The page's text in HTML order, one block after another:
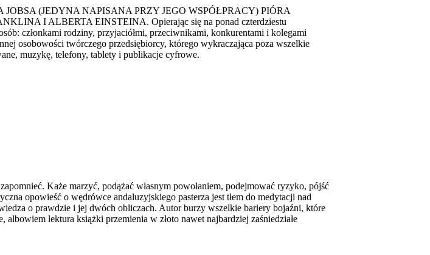
(JEDYNA NAPISANA PRZY JEGO WSPÓŁPRACY) PIÓRA
I ALBERTA EINSTEINA. Opierając się na ponad czterdziestu
członkami rodziny, przyjaciółmi, przeciwnikami, konkurentami i kolegami
osobowości twórczego przedsiębiorcy, którego wykraczająca poza wszelkie
muzykę, telefony, tablety i publikacje cyfrowe.
Każe marzyć, podążać własnym powołaniem, podejmować ryzyko, pójść
opowieść o wędrówce andaluzyjskiego pasterza jest tłem do medytacji nad
o prawdzie i jej dwóch obliczach. Autor burzy wszelkie bariery bojaźni, które
lektura książki przemienia w złoto nawet najbardziej zaśniedziałe